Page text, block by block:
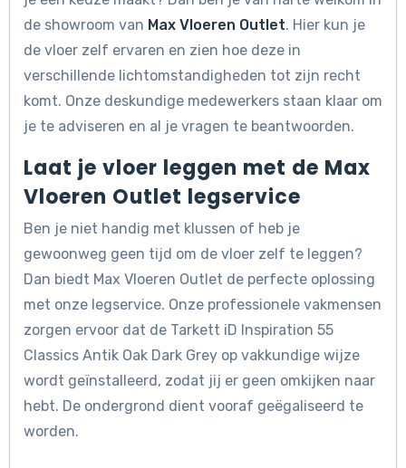
de showroom van Max Vloeren Outlet. Hier kun je
de vloer zelf ervaren en zien hoe deze in
verschillende lichtomstandigheden tot zijn recht
komt. Onze deskundige medewerkers staan klaar om
je te adviseren en al je vragen te beantwoorden.
Laat je vloer leggen met de Max
Vloeren Outlet legservice
Ben je niet handig met klussen of heb je
gewoonweg geen tijd om de vloer zelf te leggen?
Dan biedt Max Vloeren Outlet de perfecte oplossing
met onze legservice. Onze professionele vakmensen
zorgen ervoor dat de Tarkett iD Inspiration 55
Classics Antik Oak Dark Grey op vakkundige wijze
wordt geïnstalleerd, zodat jij er geen omkijken naar
hebt. De ondergrond dient vooraf geëgaliseerd te
worden.